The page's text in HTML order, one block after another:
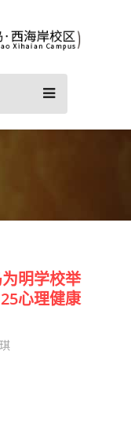
为明学校举
心理健康